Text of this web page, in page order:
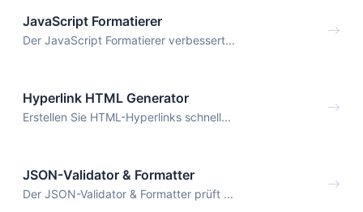
JavaScript Formatierer
Der JavaScript Formatierer verbessert...
Hyperlink HTML Generator
Erstellen Sie HTML-Hyperlinks schnell...
JSON-Validator & Formatter
Der JSON-Validator & Formatter prüft ...